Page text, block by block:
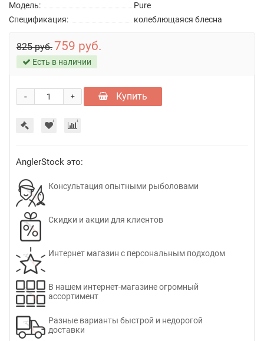
Модель:
Pure
Спецификация:
колеблющаяся блесна
825 руб.759 руб.
Есть в наличии
+
- Купить
AnglerStock это:
Консультация опытными рыболовами
Скидки и акции для клиентов
Интернет магазин с персональным подходом
В нашем интернет-магазине огромный
ассортимент
Разные варианты быстрой и недорогой
доставки